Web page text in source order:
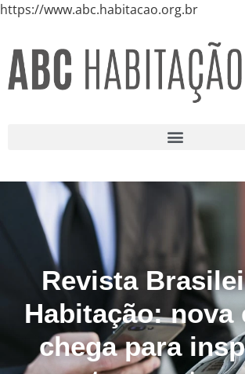
https://www.abc.habitacao.org.br
Revista
Habitação: nova
chega para